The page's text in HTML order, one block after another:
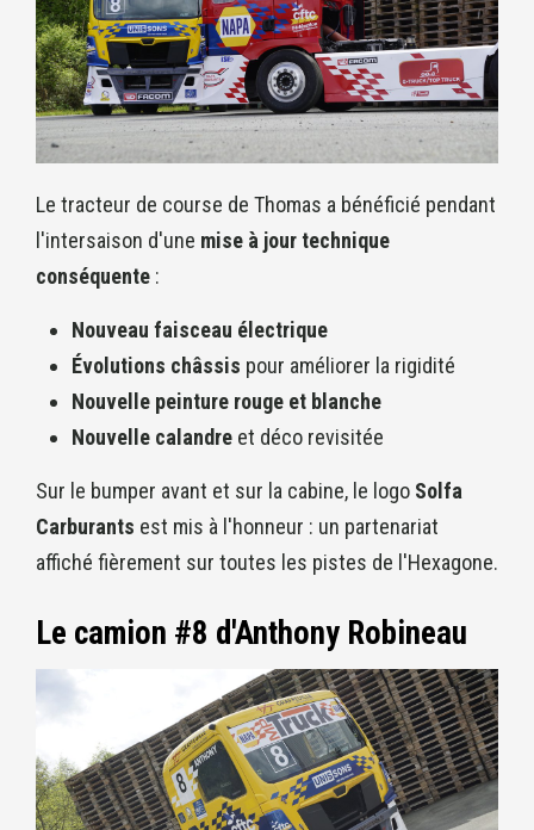
Le tracteur de course de Thomas a bénéficié pendant
l'intersaison d'une mise à jour technique
conséquente :
Nouveau faisceau électrique
Évolutions châssis pour améliorer la rigidité
Nouvelle peinture rouge et blanche
Nouvelle calandre et déco revisitée
Sur le bumper avant et sur la cabine, le logo Solfa
Carburants est mis à l'honneur : un partenariat
affiché fièrement sur toutes les pistes de l'Hexagone.
Le camion #8 d'Anthony Robineau